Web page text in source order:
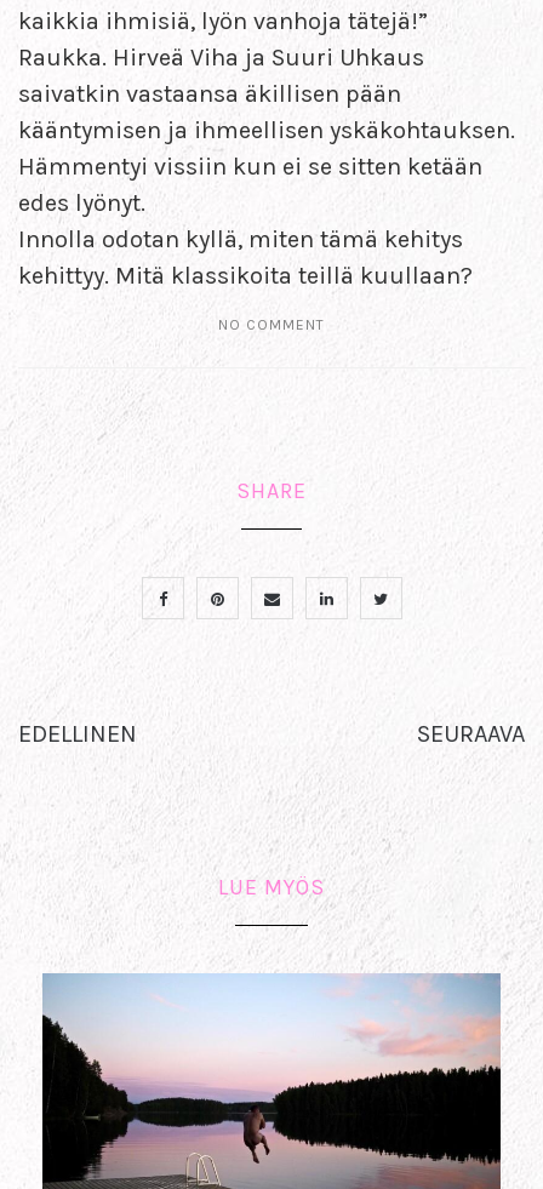
kaikkia ihmisiä, lyön vanhoja tätejä!”
Raukka. Hirveä Viha ja Suuri Uhkaus
saivatkin vastaansa äkillisen pään
kääntymisen ja ihmeellisen yskäkohtauksen.
Hämmentyi vissiin kun ei se sitten ketään
edes lyönyt.
Innolla odotan kyllä, miten tämä kehitys
kehittyy. Mitä klassikoita teillä kuullaan?
NO COMMENT
SHARE
EDELLINEN SEURAAVA
LUE MYÖS